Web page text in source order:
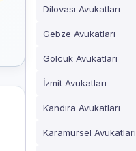
Dilovası Avukatları
Gebze Avukatları
Gölcük Avukatları
İzmit Avukatları
Kandıra Avukatları
Karamürsel Avukatları